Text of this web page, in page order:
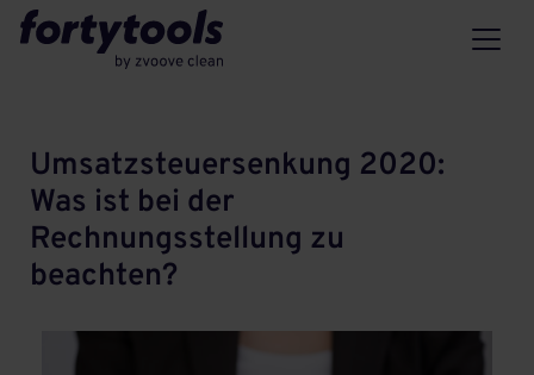
Umsatzsteuersenkung 2020:
Was ist bei der
Rechnungsstellung zu
beachten?